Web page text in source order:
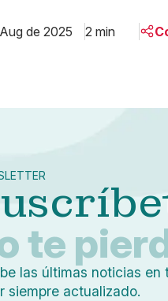
de 2025 2 min
te
las últimas noticias en
siempre actualizado.